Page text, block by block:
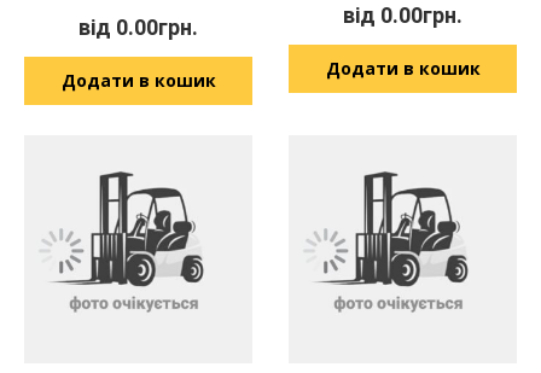
від 0.00грн.
Додати в кошик
від 0.00грн.
Додати в кошик